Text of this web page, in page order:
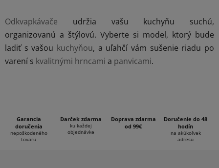
l
á
d
a
c
v
k
Odkvapkávače udržia vašu kuchyňu suchú,
organizovanú a štýlovú. Vyberte si model, ktorý bude
ladiť s vašou kuchyňou, a uľahčí vám sušenie riadu po
varení s kvalitnými hrncami a panvicami.
Garancia
doručenia
nepoškodeného
tovaru
Darček zdarma
ku každej
objednávke
Doprava zdarma
od 99€
Doručenie do 48
hodín
na akúkoľvek
adresu